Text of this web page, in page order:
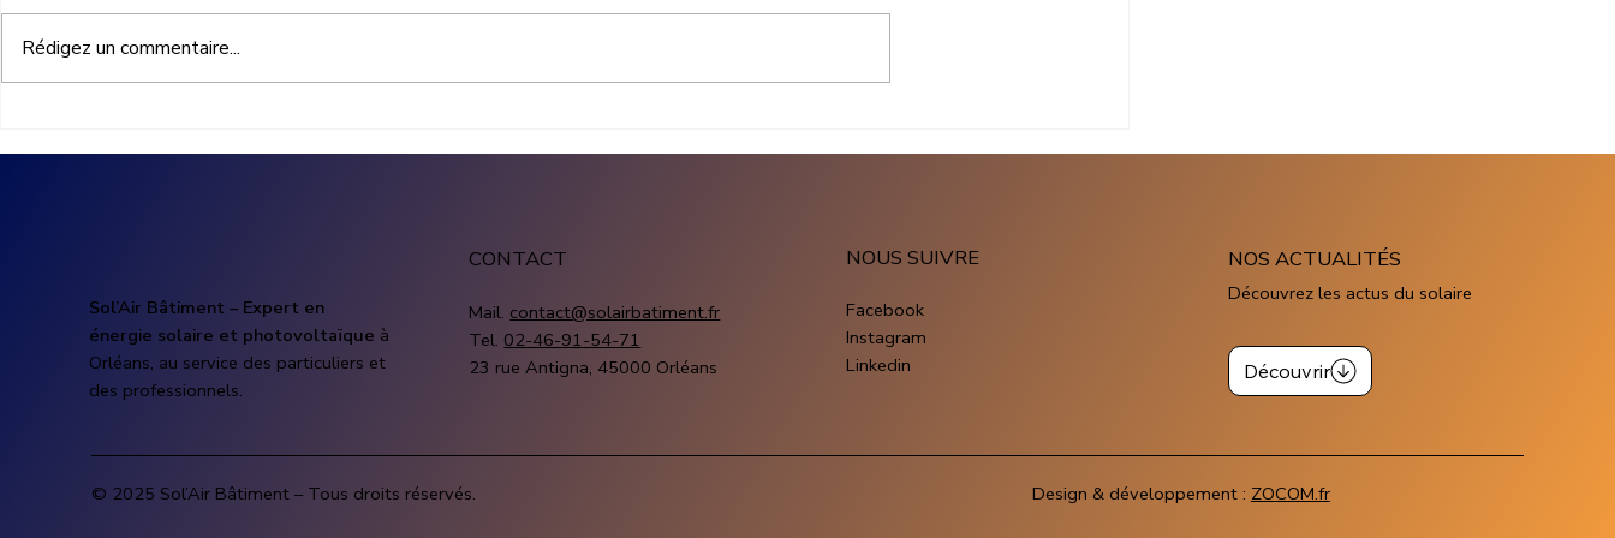
quelles subventions pour
Bourges : installation solaire
installation solaire avec Mon
Rédigez un commentaire...
Sol’Air Bâtiment – Expert en
énergie solaire et photovoltaïque à
Orléans, au service des particuliers et
des professionnels.
CONTACT
Mail. contact@solairbatiment.fr
Tel. 02-46-91-54-71
23 rue Antigna, 45000 Orléans
NOUS SUIVRE
Facebook
Instagram
Linkedin
NOS ACTUALITÉS
Découvrez les actus du solaire
Découvrir
© 2025 Sol’Air Bâtiment – Tous droits réservés. Design & développement : ZOCOM.fr